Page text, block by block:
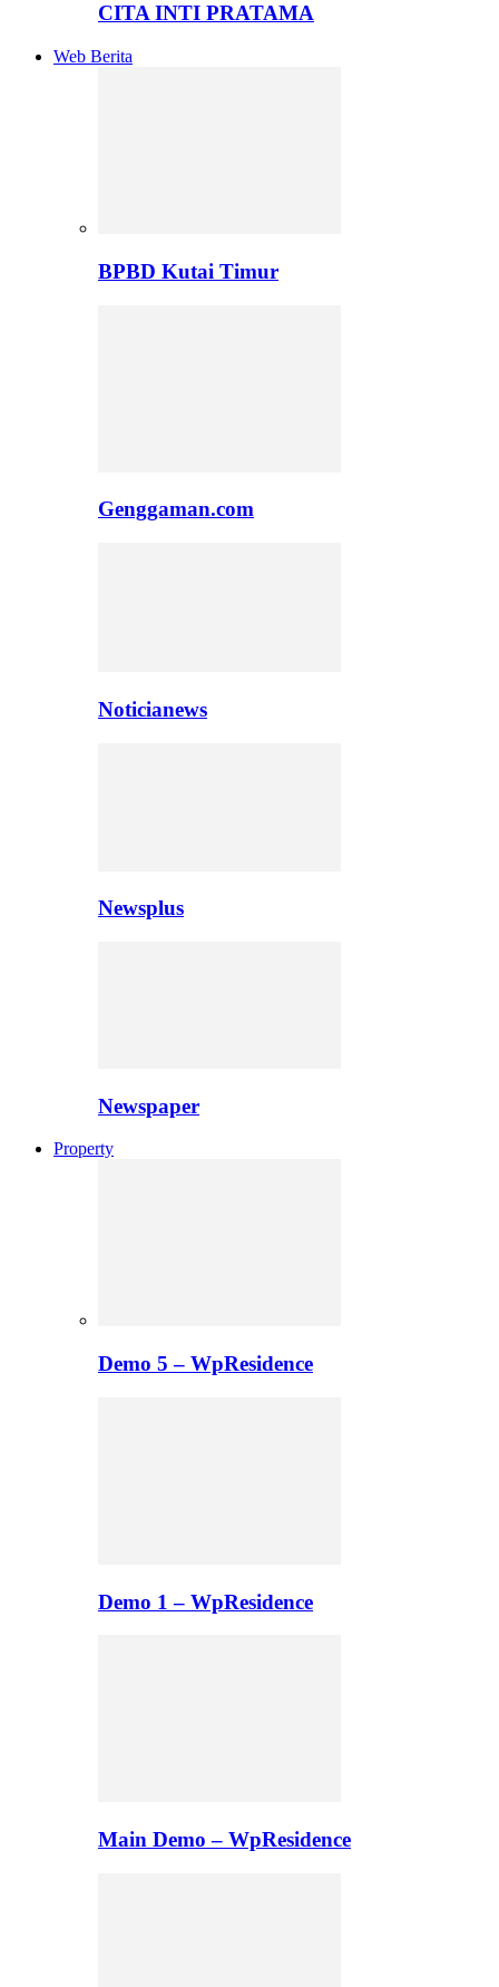
CITA INTI PRATAMA
Web Berita
BPBD Kutai Timur
Genggaman.com
Noticianews
Newsplus
Newspaper
Property
Demo 5 – WpResidence
Demo 1 – WpResidence
Main Demo – WpResidence